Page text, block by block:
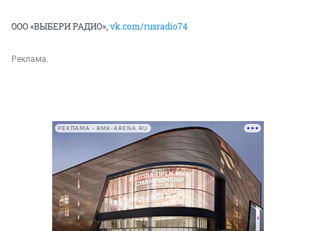
ООО «ВЫБЕРИ РАДИО»,vk.com/rusradio74
Реклама.
РЕКЛАМА • RMK-ARENA.RU